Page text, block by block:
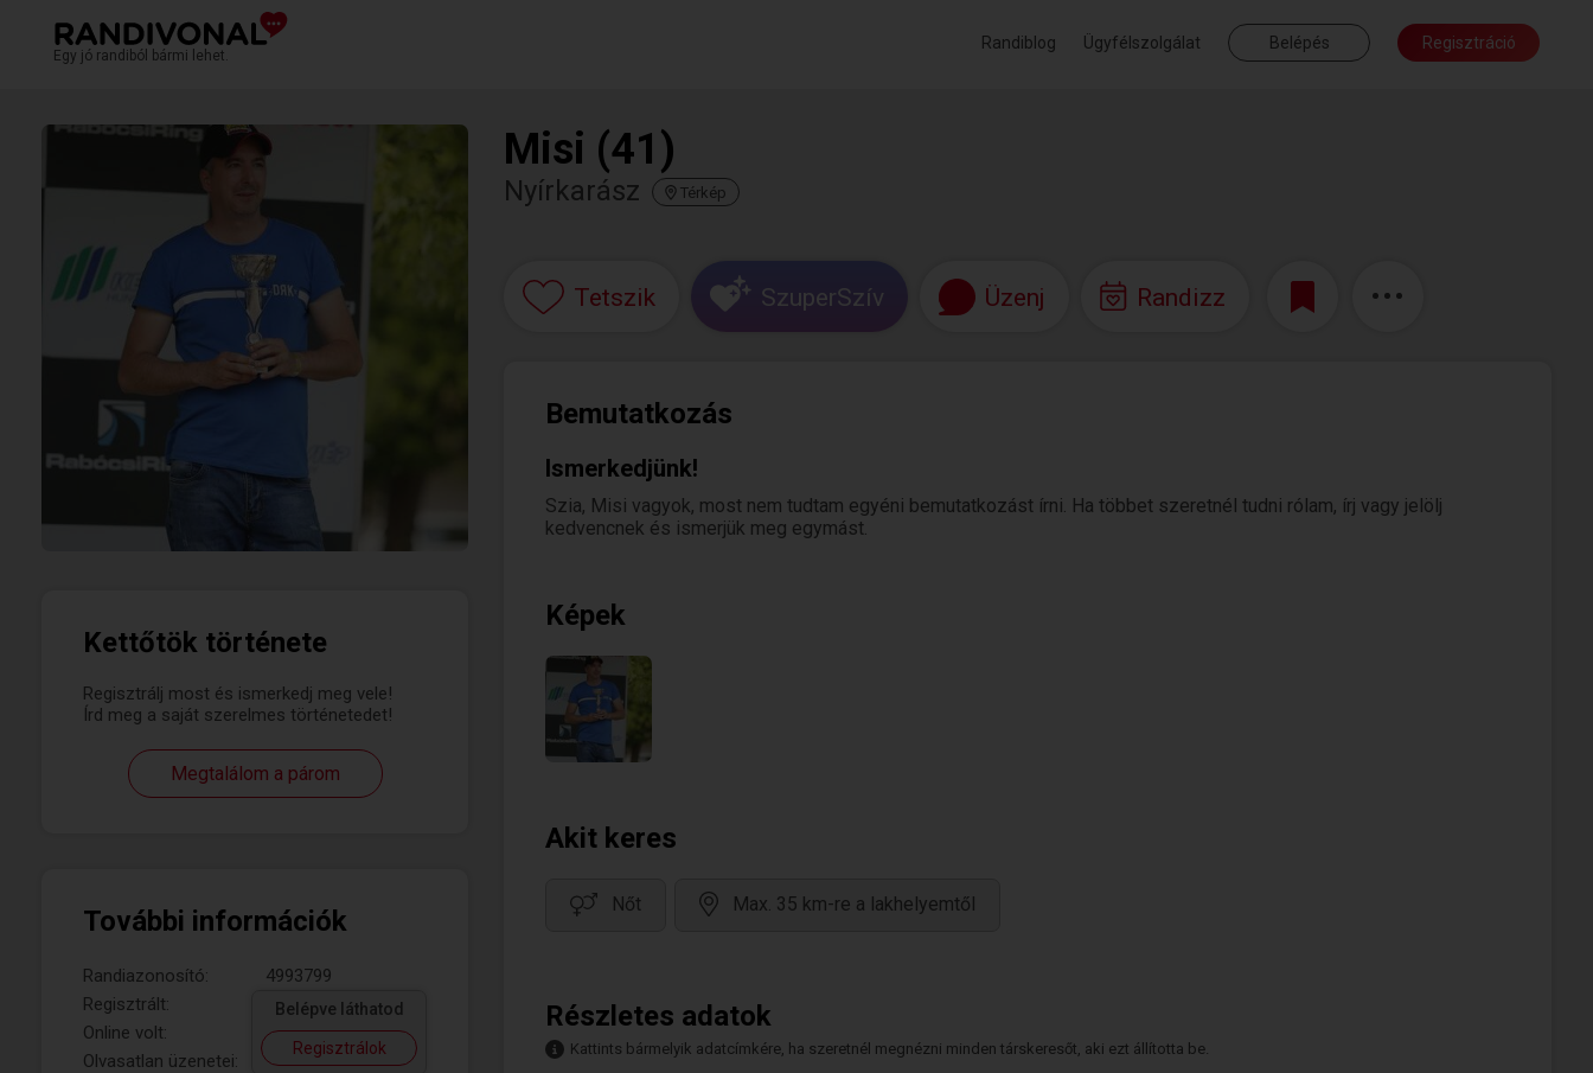
Egy jó randiból bármi lehet.
Randiblog Ügyfélszolgálat Belépés Regisztráció
Kettőtök története
Regisztrálj most és ismerkedj meg vele!
Írd meg a saját szerelmes történetedet!
Megtalálom a párom
További információk
Randiazonosító:
4993799
Regisztrált:
Online volt:
Olvasatlan üzenetei:
Belépve láthatod
Regisztrálok
Misi (41)
Nyírkarász Térkép
Tetszik SzuperSzív Üzenj Randizz
Bemutatkozás
Ismerkedjünk!
Szia, Misi vagyok, most nem tudtam egyéni bemutatkozást írni. Ha többet szeretnél tudni rólam, írj vagy jelölj
kedvencnek és ismerjük meg egymást.
Képek
Akit keres
Nőt Max. 35 km-re a lakhelyemtől
Részletes adatok
Kattints bármelyik adatcímkére, ha szeretnél megnézni minden társkeresőt, aki ezt állította be.